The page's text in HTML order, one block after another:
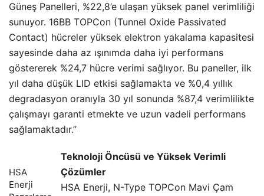
Güneş Panelleri, %22,8’e ulaşan yüksek panel verimliliği
sunuyor. 16BB TOPCon (Tunnel Oxide Passivated
Contact) hücreler yüksek elektron yakalama kapasitesi
sayesinde daha az ışınımda daha iyi performans
göstererek %24,7 hücre verimi sağlıyor. Bu paneller, ilk
yıl daha düşük LID etkisi sağlamakta ve %0,4 yıllık
degradasyon oranıyla 30 yıl sonunda %87,4 verimlilikte
çalışmayı garanti etmekte ve uzun vadeli performans
sağlamaktadır.”
HSA
Enerji
Teknoloji Öncüsü ve Yüksek Verimli
Çözümler
HSA Enerji, N-Type TOPCon Mavi Çam